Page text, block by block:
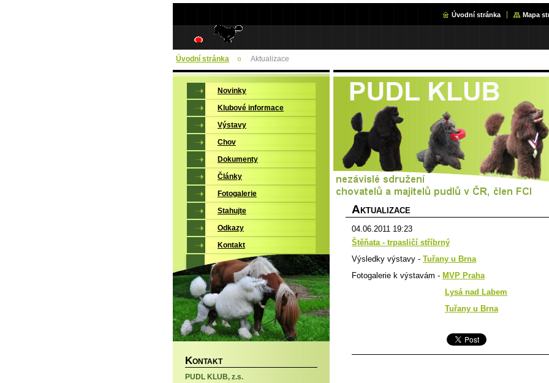
Úvodní stránka Mapa
Úvodní stránka Aktualizace
A KTUALIZACE
04.06.2011 19:23
Štěňata - trpasličí stříbrný
Výsledky výstavy - Tuřany u Brna
Fotogalerie k výstavám - MVP Praha
Lysá nad Labem
Tuřany u Brna
Novinky
Klubové informace
Výstavy
Chov
Dokumenty
Články
Fotogalerie
Stahujte
Odkazy
Kontakt
KONTAKT
PUDL KLUB, z.s.